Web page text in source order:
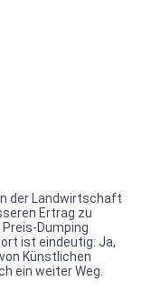
der Landwirtschaft
Ertrag zu
Dumping
ist eindeutig: Ja,
Künstlichen
ein weiter Weg.